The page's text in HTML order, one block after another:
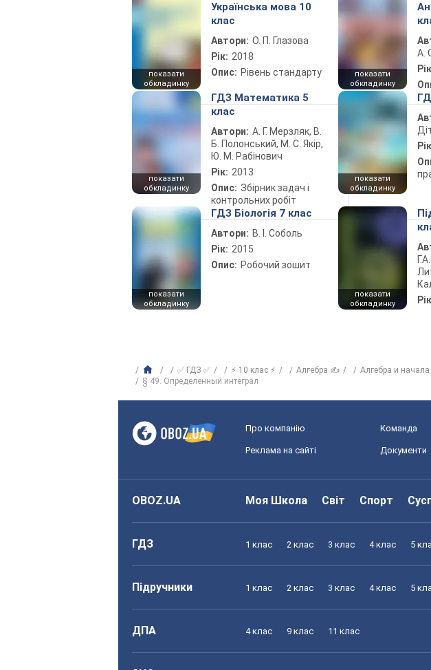
показати
обкладинку
Українська мова 10
клас
Автори: О. П. Глазова
Рік: 2018
Опис: Рівень стандарту
показати
обкладинку
А.
показати
обкладинку
ГДЗ Математика 5
клас
Автори: А. Г. Мерзляк, В.
Б. Полонський, М. С. Якір,
Ю. М. Рабінович
Рік: 2013
Опис: Збірник задач і
контрольних робіт
показати
обкладинку
показати
обкладинку
ГДЗ Біологія 7 клас
Автори: В. І. Соболь
Рік: 2015
Опис: Робочий зошит
показати
обкладинку
✅ ГДЗ ✅ ⚡ 10 клас ⚡ Алгебра ✍ Алгебра и
§ 49. Определенный интеграл
Про компанію Команда
Реклама на сайті Документи
OBOZ.UA Моя Школа Світ Спорт
ГДЗ 1 клас 2 клас 3 клас 4 клас 5
Підручники 1 клас 2 клас 3 клас 4 клас 5
ДПА 4 клас 9 клас 11 клас